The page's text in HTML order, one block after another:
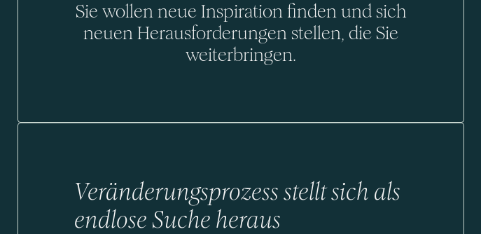
Sie wollen neue Inspiration finden und sich
neuen Herausforderungen stellen, die Sie
weiterbringen.
Veränderungsprozess stellt sich als
endlose Suche heraus